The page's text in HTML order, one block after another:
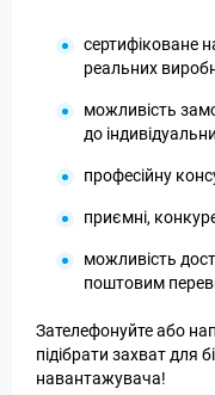
сертифіковане
реальних
можливість
до
професійну
приємні,
можливість
поштовим
Зателефонуйте або
підібрати захват для
навантажувача!